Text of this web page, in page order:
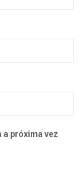
a próxima vez